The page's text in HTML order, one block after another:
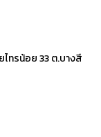
ไทรน้อย 33 ต.บางสี